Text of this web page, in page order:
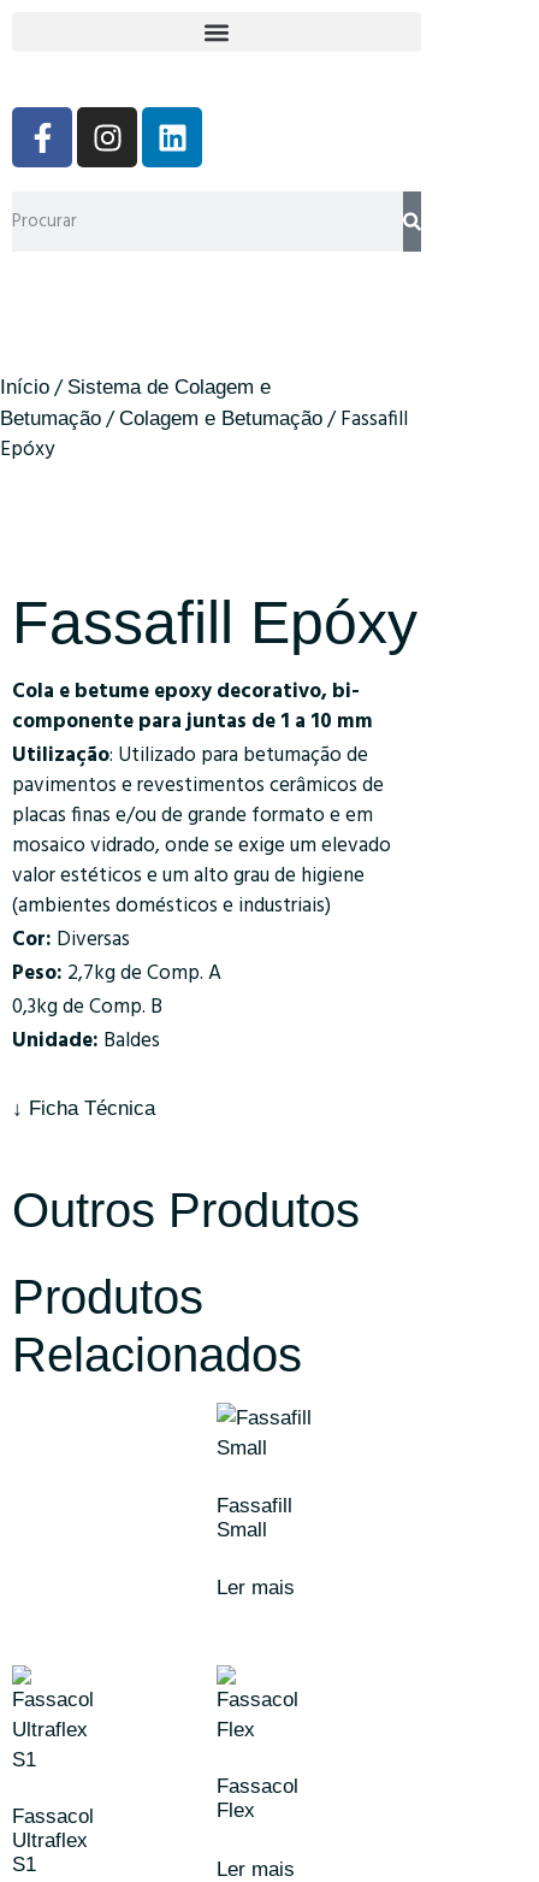
Início / Sistema de Colagem e
Betumação /Colagem e Betumação / Fassafill
Epóxy
Fassafill Epóxy
Cola e betume epoxy decorativo, bi-
componente para juntas de 1 a 10 mm
Utilização: Utilizado para betumação de
pavimentos e revestimentos cerâmicos de
placas finas e/ou de grande formato e em
mosaico vidrado, onde se exige um elevado
valor estéticos e um alto grau de higiene
(ambientes domésticos e industriais)
Cor: Diversas
Peso: 2,7kg de Comp. A
0,3kg de Comp. B
Unidade: Baldes
↓ Ficha Técnica
Outros Produtos
Produtos
Relacionados
Fassafill
Small
Ler mais
Fassacol
Ultraflex
S1
Fassacol
Flex
Ler mais